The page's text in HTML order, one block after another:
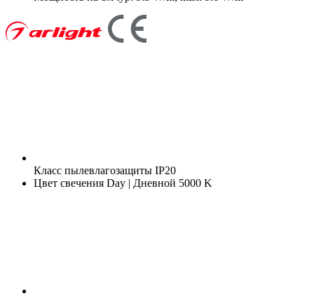
Класс пылевлагозащиты IP20
Цвет свечения Day | Дневной 5000 K